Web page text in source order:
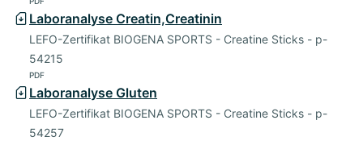
Laboranalyse Creatin,Creatinin
LEFO-Zertifikat BIOGENA SPORTS - Creatine Sticks - p-
54215
PDF
Laboranalyse Gluten
LEFO-Zertifikat BIOGENA SPORTS - Creatine Sticks - p-
54257